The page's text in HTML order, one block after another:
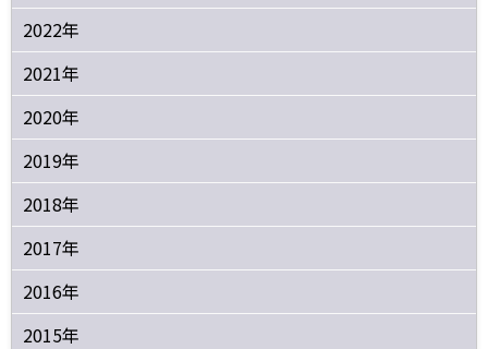
2022年
2021年
2020年
2019年
2018年
2017年
2016年
2015年